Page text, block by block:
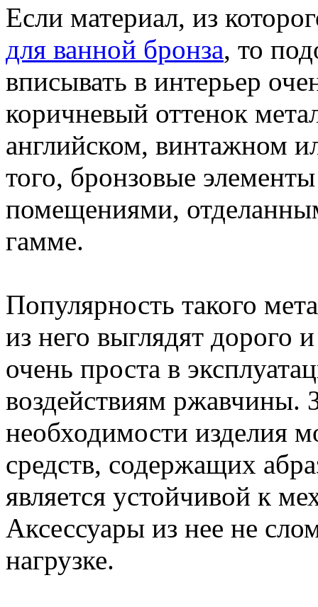
Если материал, из
для ванной бронза, то
вписывать в интерьер
коричневый оттенок
английском, винтажном
того, бронзовые
помещениями,
гамме.
Популярность такого
из него выглядят дорого
очень проста в
воздействиям ржавчины.
необходимости изделия
средств, содержащих
является устойчивой к
Аксессуары из нее не
нагрузке.